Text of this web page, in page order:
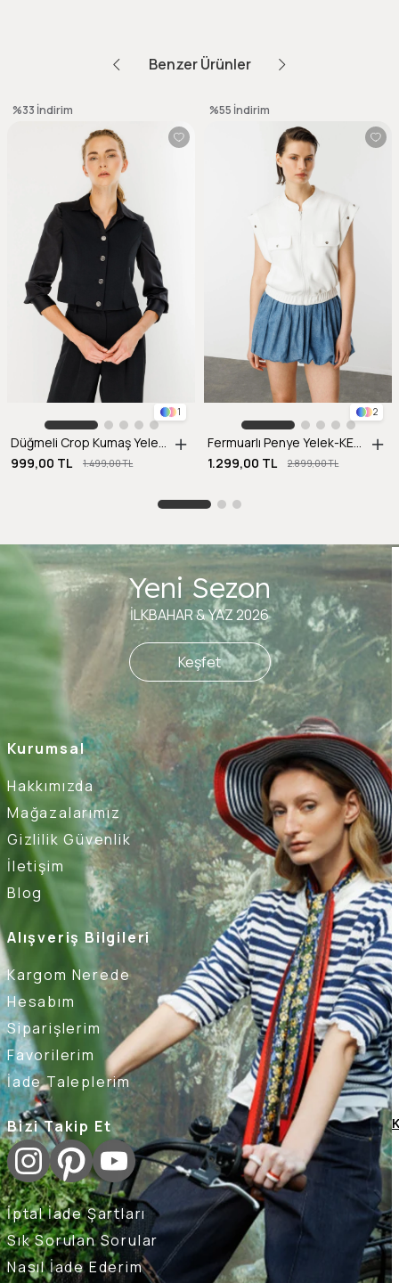
Benzer Ürünler
1
Düğmeli Crop Kumaş Yelek-SİYAH
999,00 TL
1.499,00 TL
%33 İndirim
2
Fermuarlı Penye Yelek-KEMIK
1.299,00 TL
2.899,00 TL
%55 İndirim
Kurumsal
Hakkımızda
Mağazalarımız
Gizlilik Güvenlik
İletişim
Blog
Alışveriş Bilgileri
Kargom Nerede
Hesabım
Siparişlerim
Favorilerim
İade Taleplerim
Bizi Takip Et
İptal İade Şartları
Sık Sorulan Sorular
Nasıl İade Ederim
Yeni Sezon
İLKBAHAR & YAZ 2026
Keşfet